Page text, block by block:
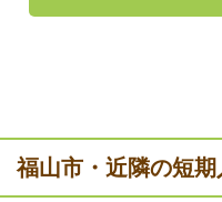
福山市・近隣の短